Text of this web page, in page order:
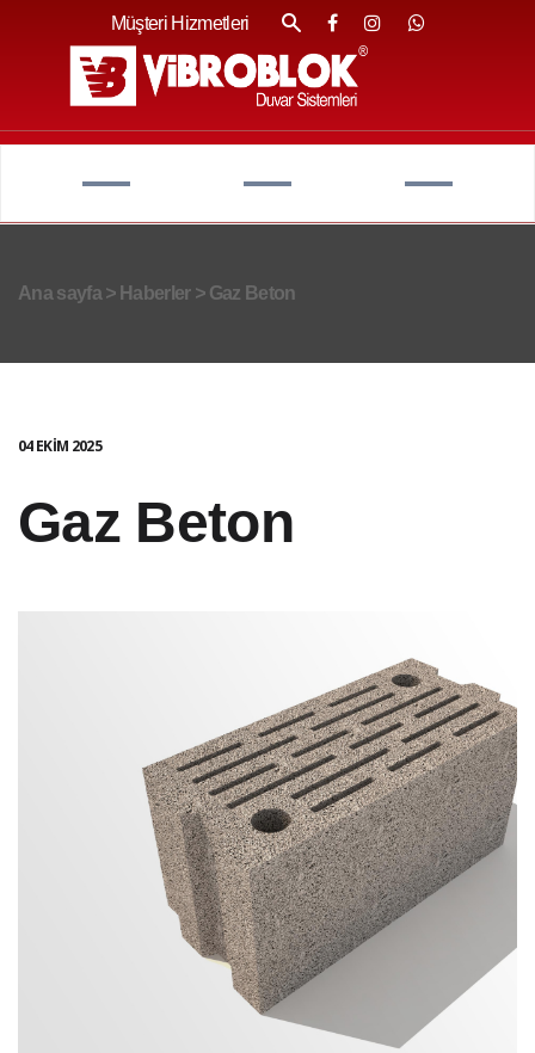
Müşteri Hizmetleri
Ana sayfa > Haberler > Gaz Beton
04 EKIM 2025
Gaz Beton